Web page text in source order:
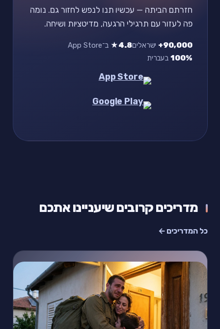
חזרתם הביתה — עכשיו תנו לנפש לחזור גם. נומה
פה לעזור עם תרגילי הרגעה, מדיטציות ושיחה.
90,000+ ישראלים4.8★
ב־App Store
100%בעברית
מדריכים קרובים שיעניינו אתכם
כל המדריכים ←